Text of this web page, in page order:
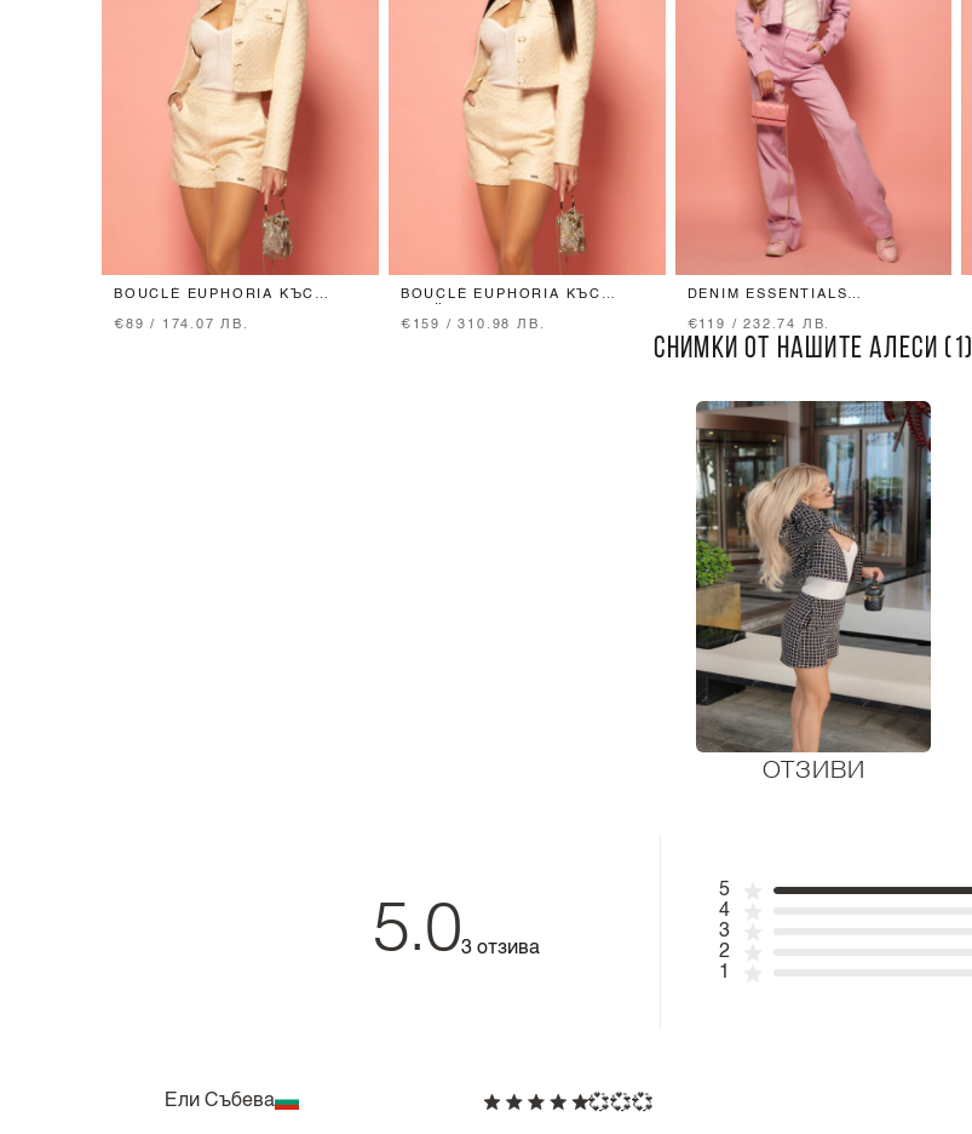
BOUCLÉ EUPHORIA КЪС
€89 / 174.07 ЛВ.
BOUCLÉ EUPHORIA КЪС
€159 / 310.98 ЛВ.
DENIM ESSENTIALS
LIGHT ORCHID
€119 / 232.74 ЛВ.
СНИМКИ ОТ НАШИТЕ АЛЕСИ (1)
ОТЗИВИ
5.03 отзива
5
4
3
2
1
Ели Събева 💞💞💞